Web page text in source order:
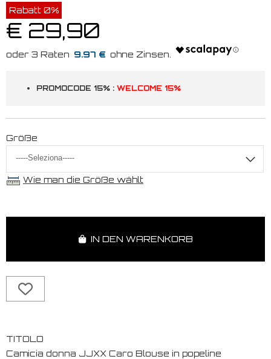
Rabatt 0%
€ 29,90
9.97 €
PROMOCODE 15% : WELCOME 15%
Größe
Wie man die Größe wählt
IN DEN WARENKORB
TITOLO
Camicia donna JJXX Caro Blouse in popeline